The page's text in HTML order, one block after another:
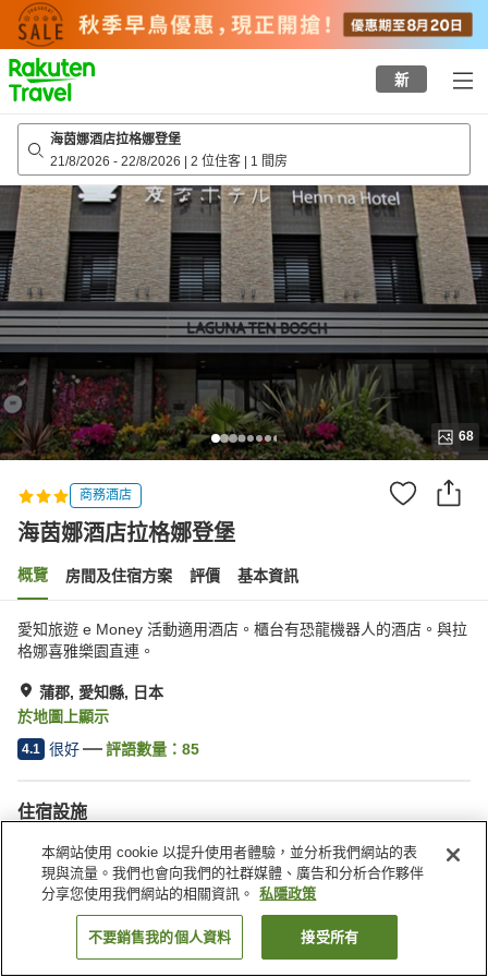
to
top
page
新
海茵娜酒店拉格娜登堡
21/8/2026 - 22/8/2026 | 2 位住客 | 1 間房
68
商務酒店
海茵娜酒店拉格娜登堡
概覽 房間及住宿方案 評價 基本資訊
愛知旅遊 e Money 活動適用酒店。櫃台有恐龍機器人的酒店。與拉
格娜喜雅樂園直連。
蒲郡, 愛知縣, 日本
於地圖上顯示
4.1 很好 評語數量： 85
住宿設施
停車場
餐廳
喚醒服務
找客房
本網站使用 cookie 以提升使用者體驗，並分析我們網站的表
現與流量。我們也會向我們的社群媒體、廣告和分析合作夥伴
分享您使用我們網站的相關資訊。
私隱政策
不要銷售我的個人資料 接受所有